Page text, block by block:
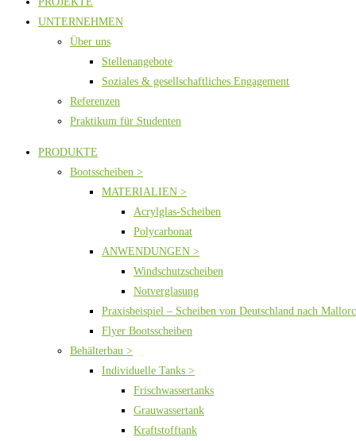
UNTERNEHMEN
Über uns
Stellenangebote
Soziales & gesellschaftliches Engagement
Referenzen
Praktikum für Studenten
PRODUKTE
Bootsscheiben >
MATERIALIEN >
Acrylglas-Scheiben
Polycarbonat
ANWENDUNGEN >
Windschutzscheiben
Notverglasung
Praxisbeispiel – Scheiben von Deutschland nach
Flyer Bootsscheiben
Behälterbau >
Individuelle Tanks >
Frischwassertanks
Grauwassertank
Kraftstofftank